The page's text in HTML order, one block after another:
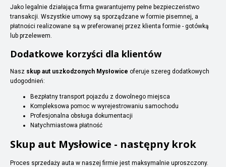
Jako legalnie działająca firma gwarantujemy pełne bezpieczeństwo
transakcji. Wszystkie umowy są sporządzane w formie pisemnej, a
płatności realizowane są w preferowanej przez klienta formie - gotówką
lub przelewem.
Dodatkowe korzyści dla klientów
Nasz skup aut uszkodzonych Mysłowice oferuje szereg dodatkowych
udogodnień:
Bezpłatny transport pojazdu z dowolnego miejsca
Kompleksowa pomoc w wyrejestrowaniu samochodu
Profesjonalna obsługa dokumentacji
Natychmiastowa płatność
Skup aut Mysłowice - następny krok
Proces sprzedaży auta w naszej firmie jest maksymalnie uproszczony.